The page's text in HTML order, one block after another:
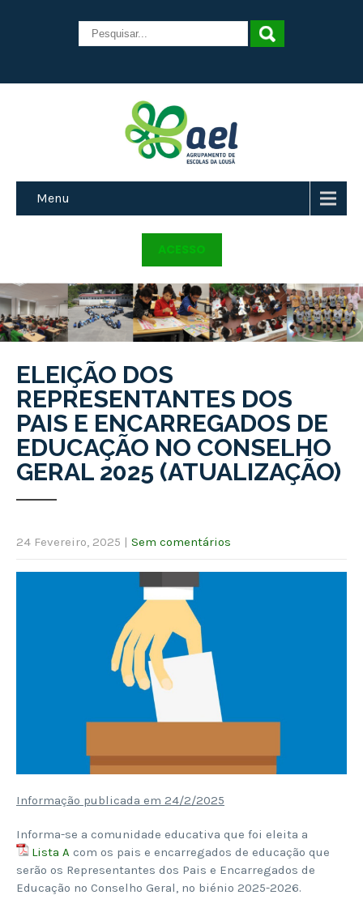
Menu
ACESSO
ELEIÇÃO DOS
REPRESENTANTES DOS
PAIS E ENCARREGADOS DE
EDUCAÇÃO NO CONSELHO
GERAL 2025 (ATUALIZAÇÃO)
24 Fevereiro, 2025 | Sem comentários
Informação publicada em 24/2/2025
Informa-se a comunidade educativa que foi eleita a
Lista A com os pais e encarregados de educação que
serão os Representantes dos Pais e Encarregados de
Educação no Conselho Geral, no biénio 2025-2026.